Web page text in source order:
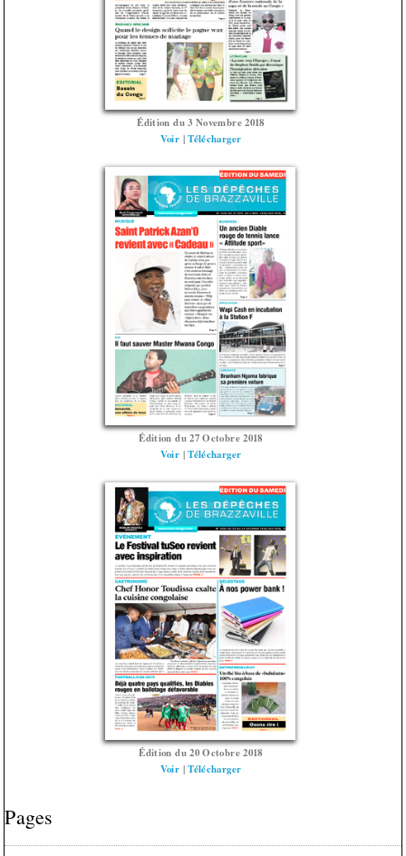
Édition du 3 Novembre 2018
Voir |Télécharger
Édition du 27 Octobre 2018
Voir |Télécharger
Édition du 20 Octobre 2018
Voir |Télécharger
Pages